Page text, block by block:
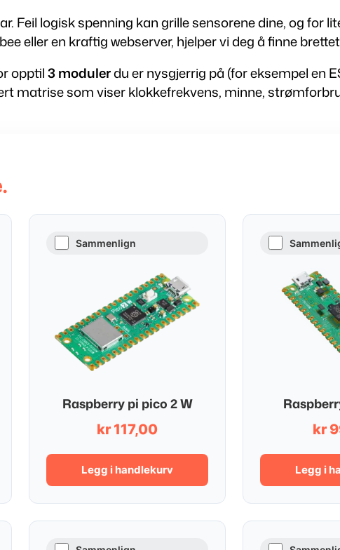
Feil logisk spenning kan grille sensorene dine, og for
eller en kraftig webserver, hjelper vi deg å finne
opptil3 modulerdu er nysgjerrig på (for eksempel en
matrise som viser klokkefrekvens, minne,
Sammenlign
Raspberry pi pico 2 W
kr 117,00
Legg i handlekurv
kr
Legg i